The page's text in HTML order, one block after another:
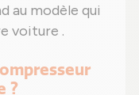
au modèle qui
voiture .
?